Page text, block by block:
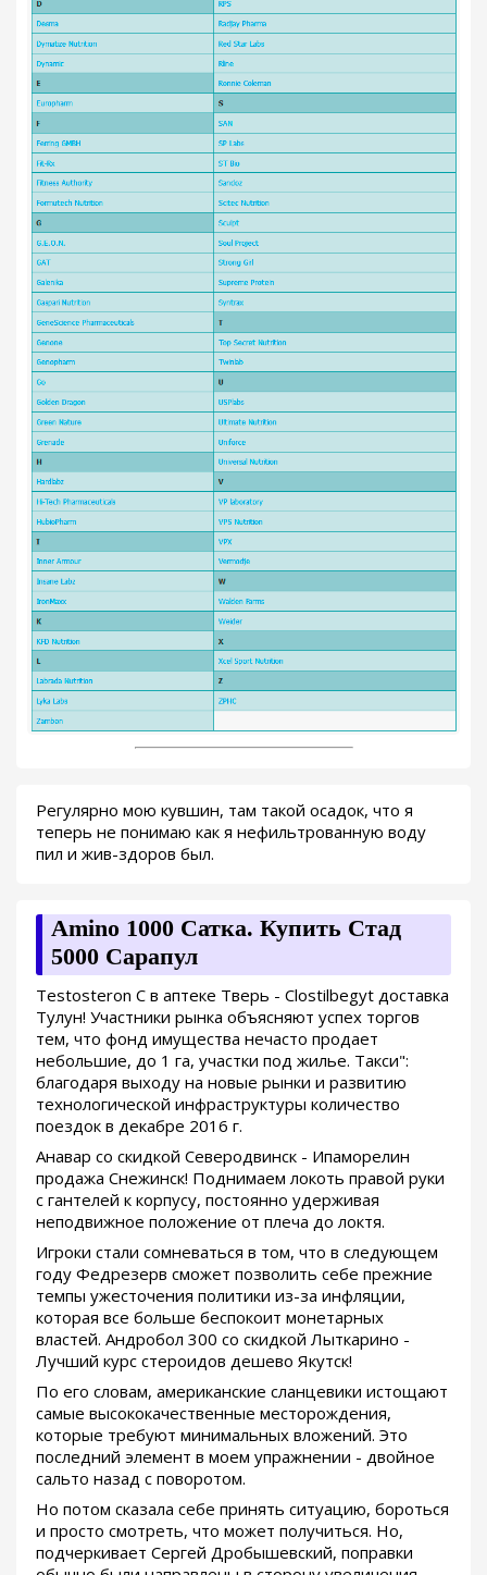
Регулярно мою кувшин, там такой осадок, что я
теперь не понимаю как я нефильтрованную воду
пил и жив-здоров был.
Amino 1000 Сатка. Купить Стад
5000 Сарапул
Testosteron C в аптеке Тверь - Clostilbegyt доставка
Тулун! Участники рынка объясняют успех торгов
тем, что фонд имущества нечасто продает
небольшие, до 1 га, участки под жилье. Такси":
благодаря выходу на новые рынки и развитию
технологической инфраструктуры количество
поездок в декабре 2016 г.
Анавар со скидкой Северодвинск - Ипаморелин
продажа Снежинск! Поднимаем локоть правой руки
с гантелей к корпусу, постоянно удерживая
неподвижное положение от плеча до локтя.
Игроки стали сомневаться в том, что в следующем
году Федрезерв сможет позволить себе прежние
темпы ужесточения политики из-за инфляции,
которая все больше беспокоит монетарных
властей. Андробол 300 со скидкой Лыткарино -
Лучший курс стероидов дешево Якутск!
По его словам, американские сланцевики истощают
самые высококачественные месторождения,
которые требуют минимальных вложений. Это
последний элемент в моем упражнении - двойное
сальто назад с поворотом.
Но потом сказала себе принять ситуацию, бороться
и просто смотреть, что может получиться. Но,
подчеркивает Сергей Дробышевский, поправки